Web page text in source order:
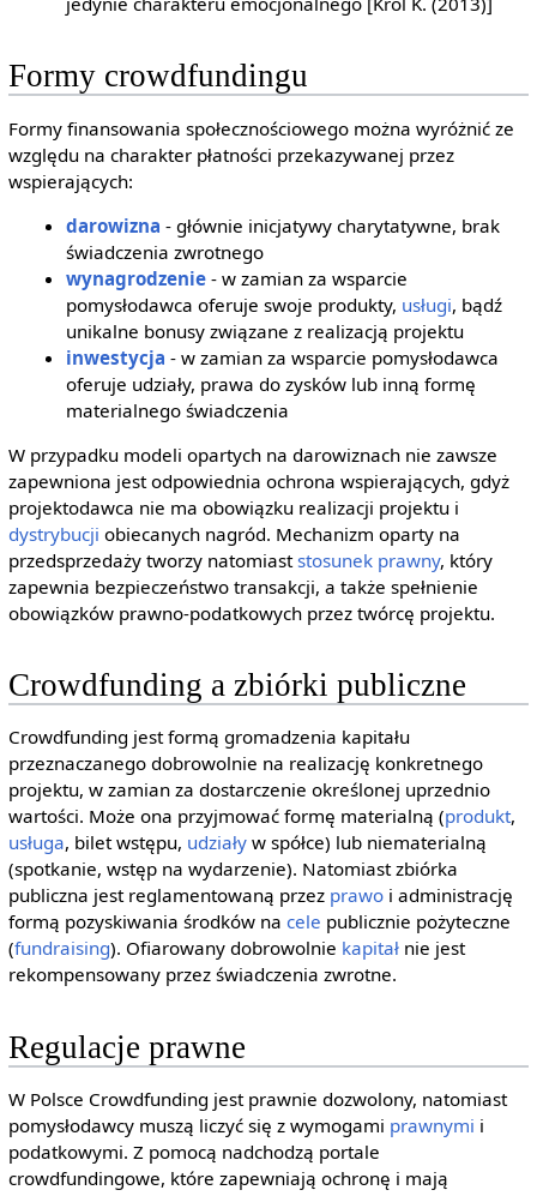
Formy crowdfundingu
Formy finansowania społecznościowego można wyróżnić ze
względu na charakter płatności przekazywanej przez
wspierających:
darowizna - głównie inicjatywy charytatywne, brak
świadczenia zwrotnego
wynagrodzenie - w zamian za wsparcie
pomysłodawca oferuje swoje produkty, usługi, bądź
unikalne bonusy związane z realizacją projektu
inwestycja - w zamian za wsparcie pomysłodawca
oferuje udziały, prawa do zysków lub inną formę
materialnego świadczenia
W przypadku modeli opartych na darowiznach nie zawsze
zapewniona jest odpowiednia ochrona wspierających, gdyż
projektodawca nie ma obowiązku realizacji projektu i
dystrybucji obiecanych nagród. Mechanizm oparty na
przedsprzedaży tworzy natomiaststosunek prawny, który
zapewnia bezpieczeństwo transakcji, a także spełnienie
obowiązków prawno-podatkowych przez twórcę projektu.
Crowdfunding a zbiórki publiczne
Crowdfunding jest formą gromadzenia kapitału
przeznaczanego dobrowolnie na realizację konkretnego
projektu, w zamian za dostarczenie określonej uprzednio
wartości. Może ona przyjmować formę materialną (produkt,
usługa, bilet wstępu, udziaływ spółce) lub niematerialną
(spotkanie, wstęp na wydarzenie). Natomiast zbiórka
publiczna jest reglamentowaną przez prawoi administrację
formą pozyskiwania środków na cele publicznie pożyteczne
(fundraising). Ofiarowany dobrowolnie kapitałnie jest
rekompensowany przez świadczenia zwrotne.
Regulacje prawne
W Polsce Crowdfunding jest prawnie dozwolony, natomiast
pomysłodawcy muszą liczyć się z wymogami prawnymi i
podatkowymi. Z pomocą nadchodzą portale
crowdfundingowe, które zapewniają ochronę i mają